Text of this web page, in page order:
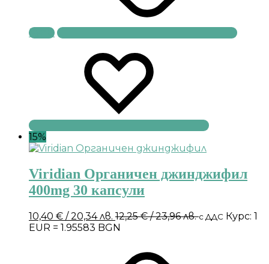
Купи
15%
Viridian Органичен джинджифил
400mg 30 капсули
10,40 € / 20,34 лв. 12,25€/ 23,96 лв.с ДДС Курс: 1
EUR = 1.95583 BGN